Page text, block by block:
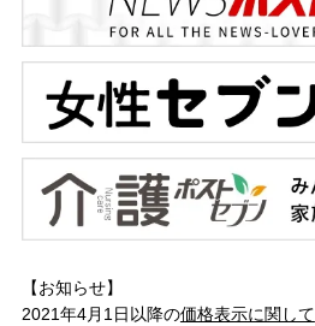
【お知らせ】
2021年4月1日以降の価格表示に関して